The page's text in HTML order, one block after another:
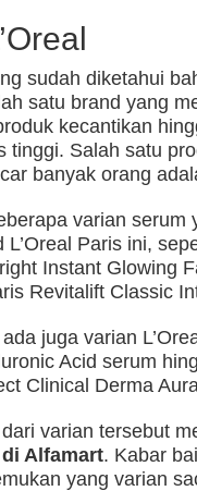
sudah diketahui
satu brand yang
kecantikan
tinggi. Salah satu
banyak orang
varian serum
L’Oreal Paris ini,
Instant Glowing
Revitalift Classic
juga varian
Acid serum
Clinical Derma
varian tersebut
Alfamart. Kabar
yang varian